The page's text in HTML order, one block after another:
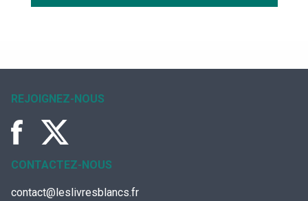
REJOIGNEZ-NOUS
CONTACTEZ-NOUS
contact@leslivresblancs.fr